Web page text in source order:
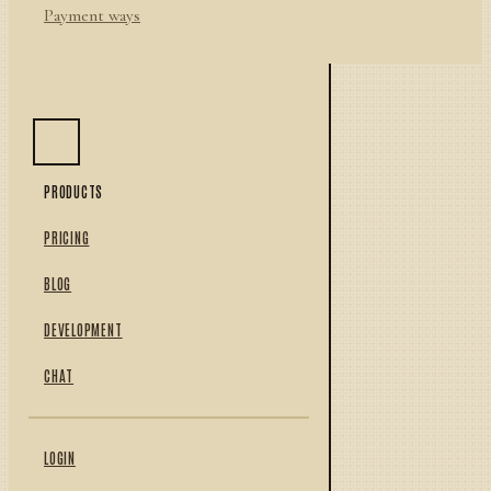
Payment ways
PRODUCTS
PRICING
BLOG
DEVELOPMENT
CHAT
LOGIN